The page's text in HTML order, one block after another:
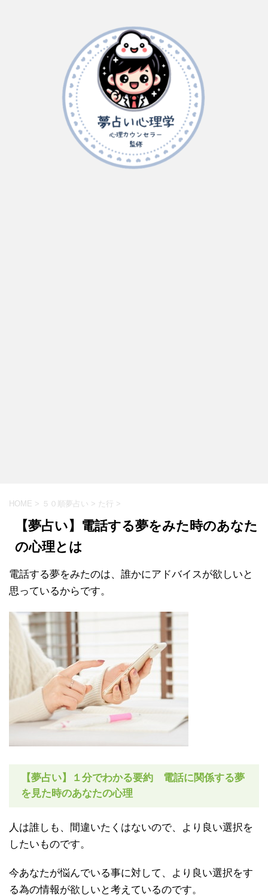
HOME > ５０順夢占い > た行 >
【夢占い】電話する夢をみた時のあなた
の心理とは
電話する夢をみたのは、誰かにアドバイスが欲しいと
思っているからです。
【夢占い】１分でわかる要約 電話に関係する夢
を見た時のあなたの心理
人は誰しも、間違いたくはないので、より良い選択を
したいものです。
今あなたが悩んでいる事に対して、より良い選択をす
る為の情報が欲しいと考えているのです。